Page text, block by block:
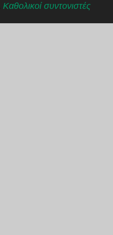
Καθολικοί συντονιστές